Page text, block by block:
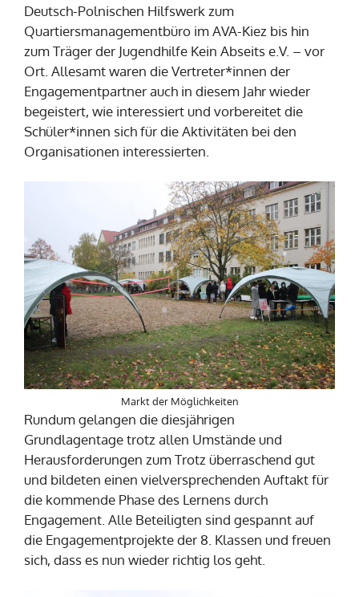
Deutsch-Polnischen Hilfswerk zum
Quartiersmanagementbüro im AVA-Kiez bis hin
zum Träger der Jugendhilfe Kein Abseits e.V. – vor
Ort. Allesamt waren die Vertreter*innen der
Engagementpartner auch in diesem Jahr wieder
begeistert, wie interessiert und vorbereitet die
Schüler*innen sich für die Aktivitäten bei den
Organisationen interessierten.
Markt der Möglichkeiten
Rundum gelangen die diesjährigen
Grundlagentage trotz allen Umstände und
Herausforderungen zum Trotz überraschend gut
und bildeten einen vielversprechenden Auftakt für
die kommende Phase des Lernens durch
Engagement. Alle Beteiligten sind gespannt auf
die Engagementprojekte der 8. Klassen und freuen
sich, dass es nun wieder richtig los geht.